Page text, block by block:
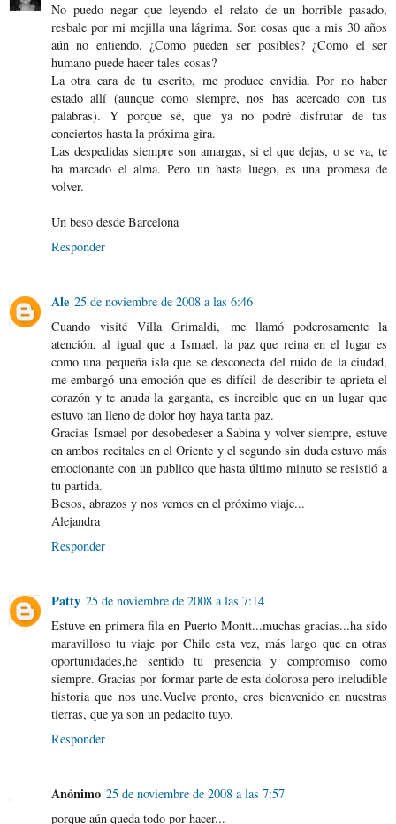
No puedo negar que leyendo el relato de un horrible pasado,
resbale por mi mejilla una lágrima. Son cosas que a mis 30 años
aún no entiendo. ¿Como pueden ser posibles? ¿Como el ser
humano puede hacer tales cosas?
La otra cara de tu escrito, me produce envidia. Por no haber
estado allí (aunque como siempre, nos has acercado con tus
palabras). Y porque sé, que ya no podré disfrutar de tus
conciertos hasta la próxima gira.
Las despedidas siempre son amargas, si el que dejas, o se va, te
ha marcado el alma. Pero un hasta luego, es una promesa de
volver.
Un beso desde Barcelona
Responder
Ale 25 de noviembre de 2008 a las 6:46
Cuando visité Villa Grimaldi, me llamó poderosamente la
atención, al igual que a Ismael, la paz que reina en el lugar es
como una pequeña isla que se desconecta del ruido de la ciudad,
me embargó una emoción que es difícil de describir te aprieta el
corazón y te anuda la garganta, es increible que en un lugar que
estuvo tan lleno de dolor hoy haya tanta paz.
Gracias Ismael por desobedeser a Sabina y volver siempre, estuve
en ambos recitales en el Oriente y el segundo sin duda estuvo más
emocionante con un publico que hasta último minuto se resistió a
tu partida.
Besos, abrazos y nos vemos en el próximo viaje...
Alejandra
Responder
Patty 25 de noviembre de 2008 a las 7:14
Estuve en primera fila en Puerto Montt...muchas gracias...ha sido
maravilloso tu viaje por Chile esta vez, más largo que en otras
oportunidades,he sentido tu presencia y compromiso como
siempre. Gracias por formar parte de esta dolorosa pero ineludible
historia que nos une.Vuelve pronto, eres bienvenido en nuestras
tierras, que ya son un pedacito tuyo.
Responder
Anónimo 25 de noviembre de 2008 a las 7:57
porque aún queda todo por hacer...